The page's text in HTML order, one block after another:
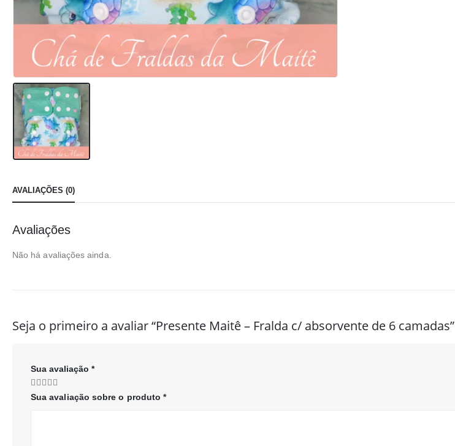
AVALIAÇÕES (0)
Avaliações
Não há avaliações ainda.
Seja o primeiro a avaliar “Presente Maitê – Fralda c/ absorvente de 6 camadas”
Sua avaliação *
Sua avaliação sobre o produto*